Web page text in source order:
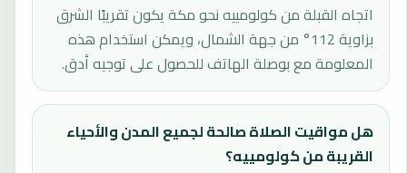
اتجاه القبلة من كولومييه نحو مكة يكون تقريبًا الشرق
بزاوية 112° من جهة الشمال، ويمكن استخدام هذه
المعلومة مع بوصلة الهاتف للحصول على توجيه أدق.
هل مواقيت الصلاة صالحة لجميع المدن والأحياء
القريبة من كولومييه؟